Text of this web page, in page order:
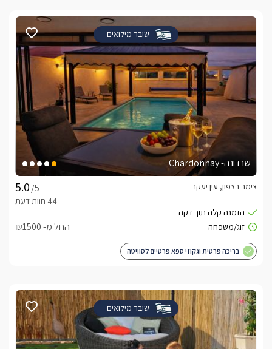
שובר מילואים
שרדונה- Chardonnay
/5
צימר בצפון, עין יעקב
החל מ- ₪1500
בריכה פרטית וגקוזי ספא פרטיים לסוויטה
שובר מילואים